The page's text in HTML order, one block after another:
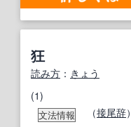
狂
読み方 ： きょう
(1)
文法情報 （接尾辞）